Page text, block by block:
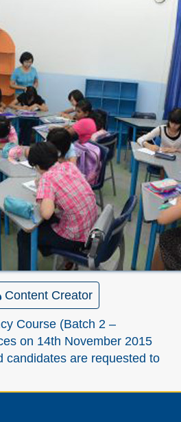
Content Creator
Course (Batch 2 –
on 14th November 2015
candidates are requested to